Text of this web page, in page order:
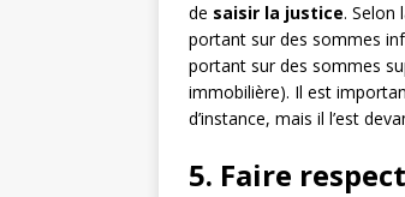
de saisir la justice. Selon
portant sur des sommes
portant sur des sommes
immobilière). Il est
d’instance, mais il l’est
5. Faire